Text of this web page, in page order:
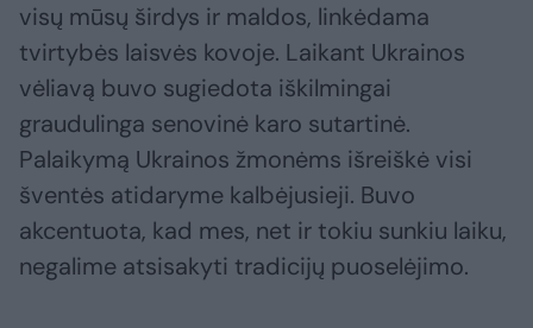
visų mūsų širdys ir maldos, linkėdama
tvirtybės laisvės kovoje. Laikant Ukrainos
vėliavą buvo sugiedota iškilmingai
graudulinga senovinė karo sutartinė.
Palaikymą Ukrainos žmonėms išreiškė visi
šventės atidaryme kalbėjusieji. Buvo
akcentuota, kad mes, net ir tokiu sunkiu laiku,
negalime atsisakyti tradicijų puoselėjimo.